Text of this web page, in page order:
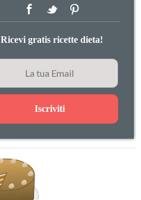
Ricevi gratis ricette dieta!